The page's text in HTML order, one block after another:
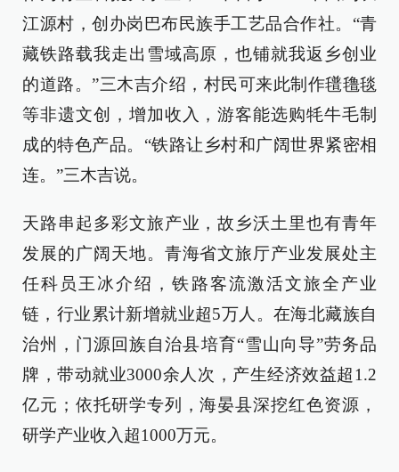
江源村，创办岗巴布民族手工艺品合作社。“青
藏铁路载我走出雪域高原，也铺就我返乡创业
的道路。”三木吉介绍，村民可来此制作氆氇毯
等非遗文创，增加收入，游客能选购牦牛毛制
成的特色产品。“铁路让乡村和广阔世界紧密相
连。”三木吉说。
天路串起多彩文旅产业，故乡沃土里也有青年
发展的广阔天地。青海省文旅厅产业发展处主
任科员王冰介绍，铁路客流激活文旅全产业
链，行业累计新增就业超5万人。在海北藏族自
治州，门源回族自治县培育“雪山向导”劳务品
牌，带动就业3000余人次，产生经济效益超1.2
亿元；依托研学专列，海晏县深挖红色资源，
研学产业收入超1000万元。